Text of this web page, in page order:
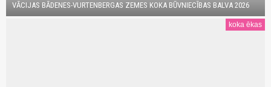
VĀCIJAS BĀDENES-VURTENBERGAS ZEMES KOKA BŪVNIECĪBAS BALVA 2026
koka ēkas